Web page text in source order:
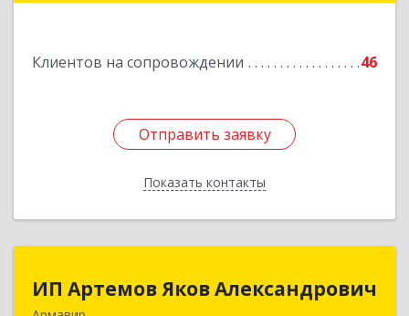
Клиентов на сопровождении 46
Отправить заявку
Показать контакты
Отправить заявку
Назад
ИП Артемов Яков Александрович